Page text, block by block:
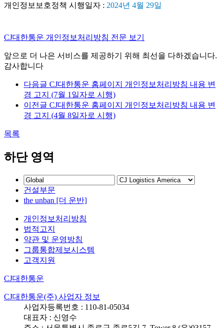
개인정보보호정책 시행일자 : 2024년 4월 29일
CJ대한통운 개인정보처리방침 전문 보기
앞으로 더 나은 서비스를 제공하기 위해 최선을 다하겠습니다.
감사합니다
다음글 CJ대한통운 홈페이지 개인정보처리방침 내용 변
경 고지 (7월 1일자로 시행)
이전글 CJ대한통운 홈페이지 개인정보처리방침 내용 변
경 고지 (4월 8일자로 시행)
목록
하단 영역
건설부문
the unban [더 운반]
개인정보처리방침
법적고지
약관 및 운영방침
그룹통합제보시스템
고객지원
CJ대한통운
CJ대한통운(주) 사업자 정보
사업자등록번호 : 110-81-05034
대표자 : 신영수